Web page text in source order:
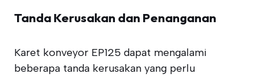
Tanda Kerusakan dan Penanganan
Karet konveyor EP125 dapat mengalami
beberapa tanda kerusakan yang perlu